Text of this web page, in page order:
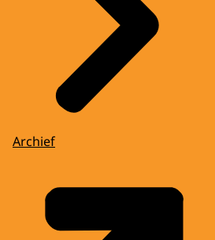
Archief